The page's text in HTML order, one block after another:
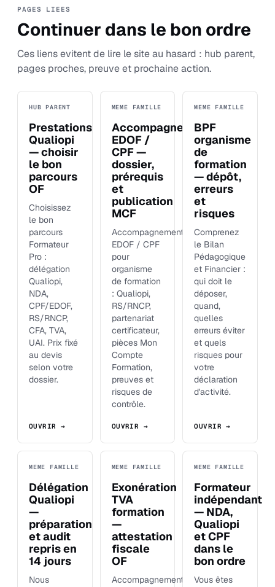
PAGES LIEES
Continuer dans le bon ordre
Ces liens evitent de lire le site au hasard : hub parent,
pages proches, preuve et prochaine action.
HUB PARENT
Prestations
Qualiopi
— choisir
le bon
parcours
OF
Choisissez
le bon
parcours
Formateur
Pro :
délégation
Qualiopi,
NDA,
CPF/EDOF,
RS/RNCP,
CFA, TVA,
UAI. Prix fixé
au devis
selon votre
dossier.
OUVRIR →
MEME FAMILLE
Accompagnement
EDOF /
CPF —
dossier,
prérequis
et
publication
MCF
Accompagnement
EDOF / CPF
pour
organisme
de formation
: Qualiopi,
RS/RNCP,
partenariat
certificateur,
pièces Mon
Compte
Formation,
preuves et
risques de
contrôle.
OUVRIR →
MEME FAMILLE
BPF
organisme
de
formation
— dépôt,
erreurs
et
risques
Comprenez
le Bilan
Pédagogique
et Financier :
qui doit le
déposer,
quand,
quelles
erreurs éviter
et quels
risques pour
votre
déclaration
d'activité.
OUVRIR →
MEME FAMILLE
Délégation
Qualiopi
—
préparation
et audit
repris en
14 jours
Nous
MEME FAMILLE
Exonération
TVA
formation
—
attestation
fiscale
OF
Accompagnement
MEME FAMILLE
Formateur
indépendant
— NDA,
Qualiopi
et CPF
dans le
bon ordre
Vous êtes